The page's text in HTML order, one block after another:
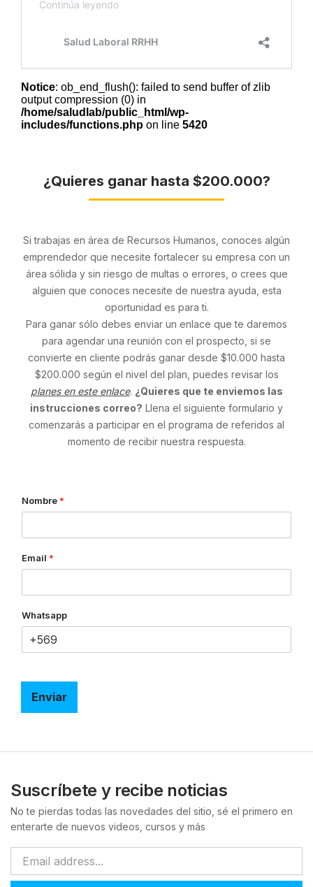
¿Quieres ganar hasta $200.000?
Si trabajas en área de Recursos Humanos, conoces algún
emprendedor que necesite fortalecer su empresa con un
área sólida y sin riesgo de multas o errores, o crees que
alguien que conoces necesite de nuestra ayuda, esta
oportunidad es para ti.
Para ganar sólo debes enviar un enlace que te daremos
para agendar una reunión con el prospecto, si se
convierte en cliente podrás ganar desde $10.000 hasta
$200.000 según el nivel del plan, puedes revisar los
planes en este enlace. ¿Quieres que te enviemos las
instrucciones correo? Llena el siguiente formulario y
comenzarás a participar en el programa de referidos al
momento de recibir nuestra respuesta.
Nombre *
Email *
Whatsapp
Enviar
Suscríbete y recibe noticias
No te pierdas todas las novedades del sitio, sé el primero en
enterarte de nuevos videos, cursos y más